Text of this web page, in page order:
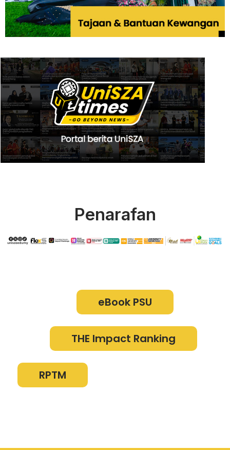
Penarafan
eBook PSU
THE Impact Ranking
RPTM